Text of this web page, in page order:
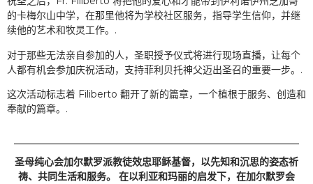
的卡梅尔山中学，在那里他将为学校社区服务，指导学生信仰，并继
续他的艺术和牧灵工作。.
对于那些无法亲自参加的人，圣职授予仪式将进行现场直播，让每个
人都有机会参加庆祝活动，支持菲利贝托神父迈出圣召的重要一步。.
这次活动标志着 Filiberto 翻开了新的篇章，一个植根于服务、创造和
奉献的篇章。.
圣母纯心会加尔默罗派教徒效忠耶稣基督，以先知和沉思的姿态祈
祷、共同生活和服务。 在以利亚和玛丽的启发下，在加尔默罗会